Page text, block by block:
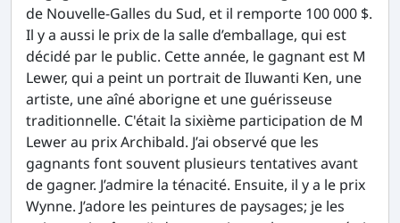
de Nouvelle-Galles du Sud, et il remporte 100 000 $.
Il y a aussi le prix de la salle d’emballage, qui est
décidé par le public. Cette année, le gagnant est M
Lewer, qui a peint un portrait de Iluwanti Ken, une
artiste, une aîné aborigne et une guérisseuse
traditionnelle. C'était la sixième participation de M
Lewer au prix Archibald. J’ai observé que les
gagnants font souvent plusieurs tentatives avant
de gagner. J’admire la ténacité. Ensuite, il y a le prix
Wynne. J’adore les peintures de paysages; je les